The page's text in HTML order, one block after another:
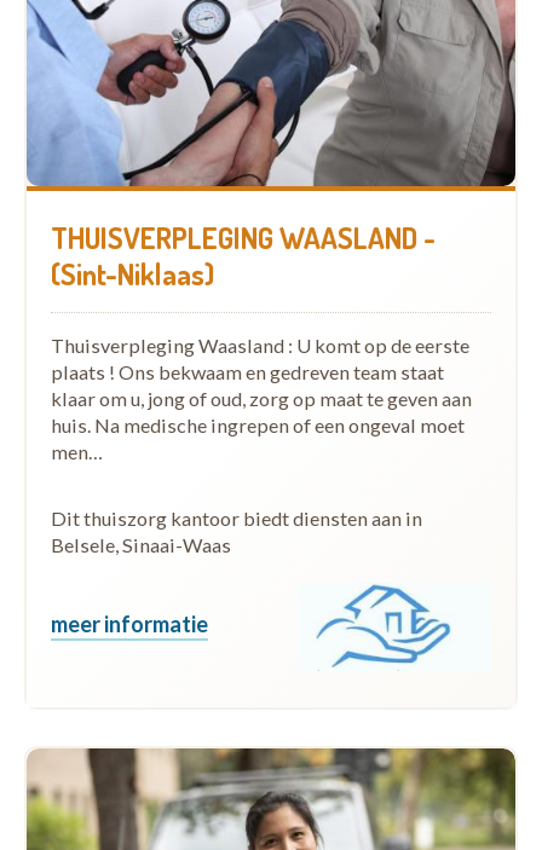
THUISVERPLEGING WAASLAND -
(Sint-Niklaas)
Thuisverpleging Waasland : U komt op de eerste
plaats ! Ons bekwaam en gedreven team staat
klaar om u, jong of oud, zorg op maat te geven aan
huis. Na medische ingrepen of een ongeval moet
men…
Dit thuiszorg kantoor biedt diensten aan in
Belsele, Sinaai-Waas
meer informatie